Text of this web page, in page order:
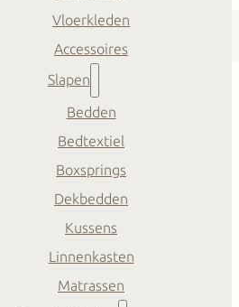
Vloerkleden
Accessoires
Slapen
Bedden
Bedtextiel
Boxsprings
Dekbedden
Kussens
Linnenkasten
Matrassen